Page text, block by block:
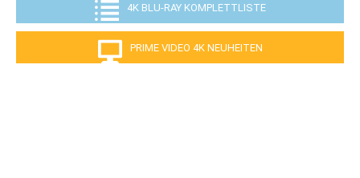
4K BLU-RAY KOMPLETTLISTE
PRIME VIDEO 4K NEUHEITEN